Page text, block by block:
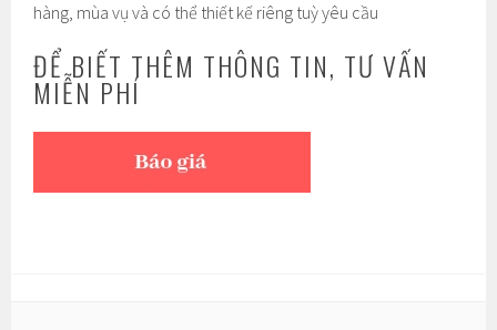
hàng, mùa vụ và có thể thiết kế riêng tuỳ yêu cầu
ĐỂ BIẾT THÊM THÔNG TIN, TƯ VẤN
MIỄN PHÍ